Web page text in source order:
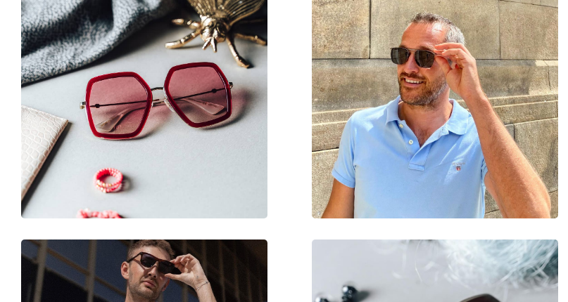
Övrigt
Kön:
Dam
Kategori:
Solglasögon
Varumärke:
Tommy Hilfiger
Användning:
Enligt mode
Kod:
TH 723/S 807 9O 54